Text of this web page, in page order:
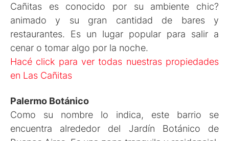
Cañitas es conocido por su ambiente chic?
animado y su gran cantidad de bares y
restaurantes. Es un lugar popular para salir a
cenar o tomar algo por la noche.
Hacé click para ver todas nuestras propiedades
en Las Cañitas
Palermo Botánico
Como su nombre lo indica, este barrio se
encuentra alrededor del Jardín Botánico de